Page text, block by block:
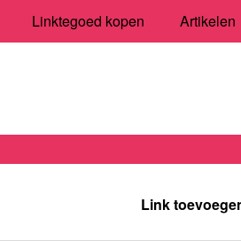
Linktegoed kopen Artikelen
Link